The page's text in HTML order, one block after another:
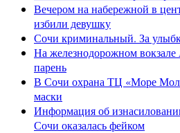
Вечером на набережной в
избили девушку
Сочи криминальный. За
На железнодорожном
парень
В Сочи охрана ТЦ «Море
маски
Информация об
Сочи оказалась фейком